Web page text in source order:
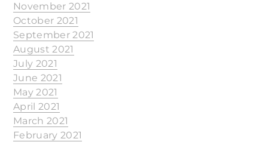
November 2021
October 2021
September 2021
August 2021
July 2021
June 2021
May 2021
April 2021
March 2021
February 2021